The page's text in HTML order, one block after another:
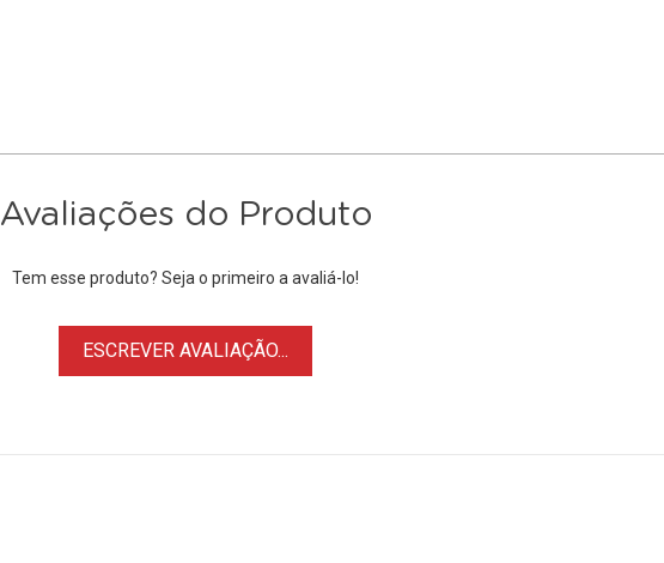
Avaliações do Produto
Tem esse produto? Seja o primeiro a avaliá-lo!
ESCREVER AVALIAÇÃO...